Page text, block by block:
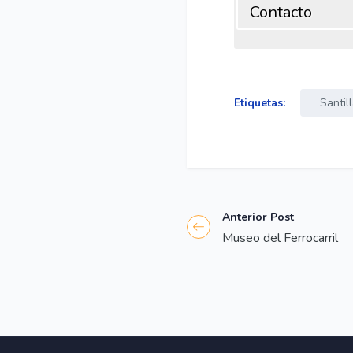
Contacto
Etiquetas:
Anterior Post
Museo del Ferrocarril